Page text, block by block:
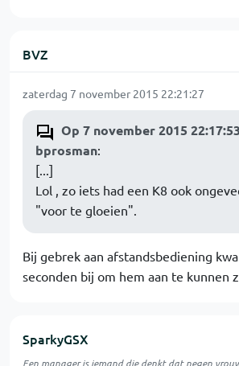
BVZ
zaterdag 7 november 2015 22:21:27
Op 7 november 2015
bprosman:
[...]
Lol , zo iets had een K8 ook
"voor te gloeien".
Bij gebrek aan afstandsbediening
seconden bij om hem aan te kunnen
SparkyGSX
Een manager is iemand die denkt dat negen